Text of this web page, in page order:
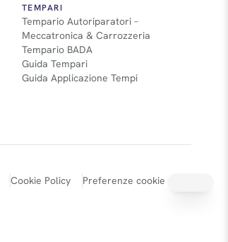
TEMPARI
Tempario Autoriparatori –
Meccatronica & Carrozzeria
Tempario BADA
Guida Tempari
Guida Applicazione Tempi
Cookie Policy Preferenze cookie